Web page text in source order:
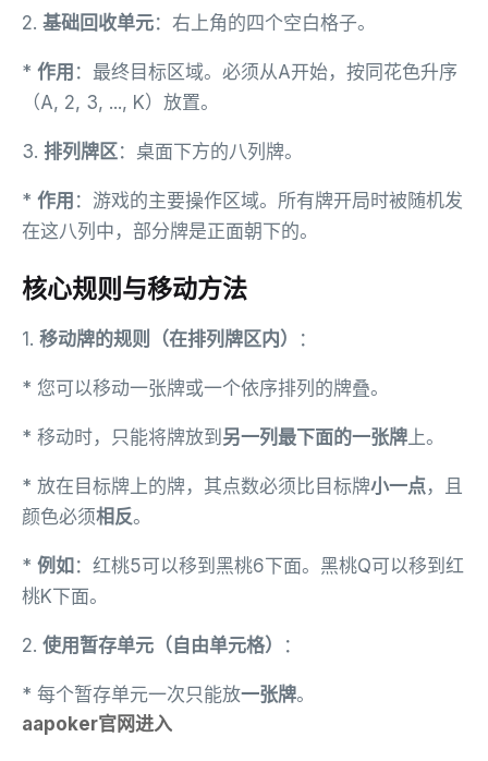
2. 基础回收单元：右上角的四个空白格子。
* 作用 ：最终目标区域。必须从A开始，按同花色升序
（A, 2, 3, ..., K）放置。
3. 排列牌区：桌面下方的八列牌。
* 作用 ：游戏的主要操作区域。所有牌开局时被随机发
在这八列中，部分牌是正面朝下的。
核心规则与移动方法
1. 移动牌的规则（在排列牌区内） ：
* 您可以移动一张牌或一个依序排列的牌叠。
* 移动时，只能将牌放到 另一列最下面的一张牌上。
* 放在目标牌上的牌，其点数必须比目标牌小一点，且
颜色必须相反。
* 例如 ：红桃5可以移到黑桃6下面。黑桃Q可以移到红
桃K下面。
2. 使用暂存单元（自由单元格） ：
* 每个暂存单元一次只能放一张牌。
aapoker官网进入